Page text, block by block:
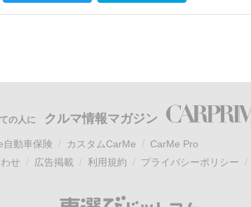
の人に クルマ情報マガジン
自動車保険 カスタムCarMe
CarMe Pro
せ 広告掲載 利用規約 プライバシーポリシー